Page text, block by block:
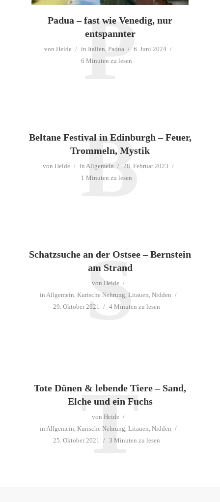
Padua – fast wie Venedig, nur
entspannter
von Heide in Italien, Padua
6. Juni 2024
6 Minuten zu lesen
P
Beltane Festival in Edinburgh – Feuer,
Trommeln, Mystik
von Heide in Allgemein
28. Februar 2023
1 Minuten zu lesen
B
Schatzsuche an der Ostsee – Bernstein
am Strand
von Heide
in Allgemein, Kurische Nehrung, Litauen, Nidden
29. Oktober 2021
4 Minuten zu lesen
S
Tote Dünen & lebende Tiere – Sand,
Elche und ein Fuchs
von Heide
in Allgemein, Kurische Nehrung, Litauen, Nidden
25. Oktober 2021
3 Minuten zu lesen
T